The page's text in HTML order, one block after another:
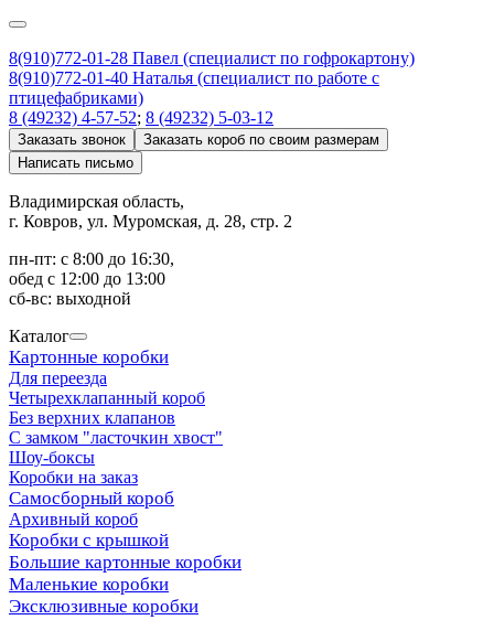
8(910)772-01-28 Павел (специалист по гофрокартону)
8(910)772-01-40 Наталья (специалист по работе с
птицефабриками)
8 (49232) 4-57-52; 8 (49232) 5-03-12
Заказать звонок
Заказать короб по своим размерам
Написать письмо
Владимирская область,
г. Ковров, ул. Муромская, д. 28, стр. 2
пн-пт: с 8:00 до 16:30,
обед с 12:00 до 13:00
сб-вс: выходной
Каталог
Картонные коробки
Для переезда
Четырехклапанный короб
Без верхних клапанов
С замком "ласточкин хвост"
Шоу-боксы
Коробки на заказ
Самосборный короб
Архивный короб
Коробки с крышкой
Большие картонные коробки
Маленькие коробки
Эксклюзивные коробки